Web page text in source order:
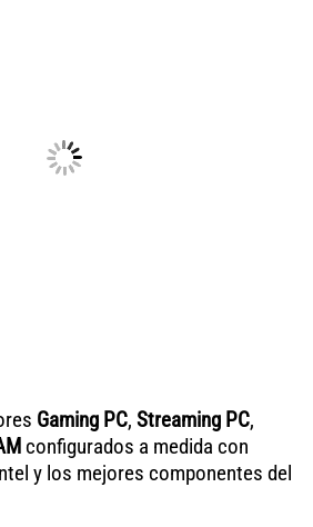
Gaming PC, Streaming PC,
configurados a medida con
y los mejores componentes del